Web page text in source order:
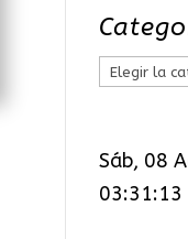
C
e
g
Sáb, 08
03:31:14